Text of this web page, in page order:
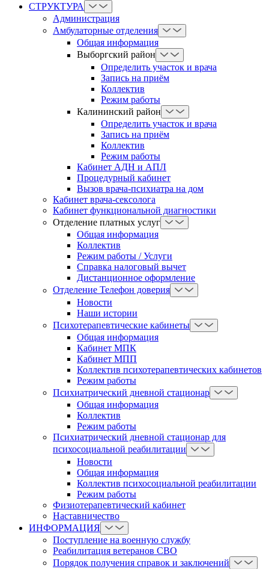
СТРУКТУРА
Администрация
Амбулаторные отделения
Общая информация
Выборгский район
Определить участок и врача
Запись на приём
Коллектив
Режим работы
Калининский район
Определить участок и врача
Запись на приём
Коллектив
Режим работы
Кабинет АДН и АПЛ
Процедурный кабинет
Вызов врача-психиатра на дом
Кабинет врача-сексолога
Кабинет функциональной диагностики
Отделение платных услуг
Общая информация
Коллектив
Режим работы / Услуги
Справка налоговый вычет
Дистанционное оформление
Отделение Телефон доверия
Новости
Наши истории
Психотерапевтические кабинеты
Общая информация
Кабинет МПК
Кабинет МПП
Коллектив психотерапевтических кабинетов
Режим работы
Психиатрический дневной стационар
Общая информация
Коллектив
Режим работы
Психиатрический дневной стационар для
психосоциальной реабилитации
Новости
Общая информация
Коллектив психосоциальной реабилитации
Режим работы
Физиотерапевтический кабинет
Наставничество
ИНФОРМАЦИЯ
Поступление на военную службу
Реабилитация ветеранов СВО
Порядок получения справок и заключений